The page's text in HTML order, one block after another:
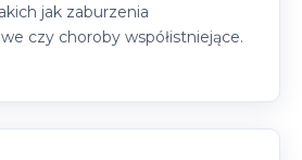
jak zaburzenia
czy choroby współistniejące.